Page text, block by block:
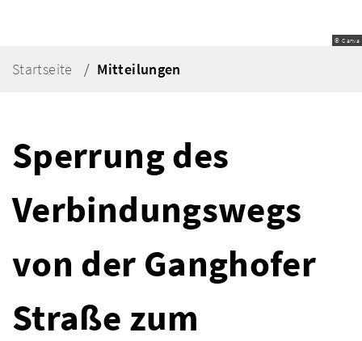
© Canva
Startseite Mitteilungen
Sperrung des
Verbindungswegs
von der Ganghofer
Straße zum